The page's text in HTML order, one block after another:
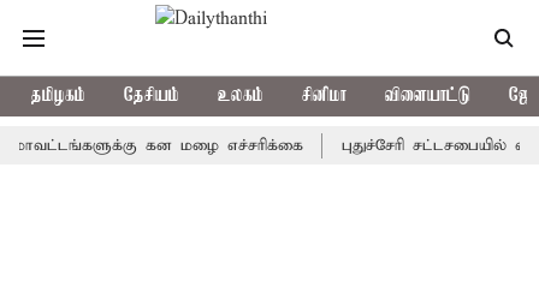
தமிழகம் தேசியம் உலகம் சினிமா விளையாட்டு
கன மழை எச்சரிக்கை புதுச்சேரி சட்டசபையில் வரும்